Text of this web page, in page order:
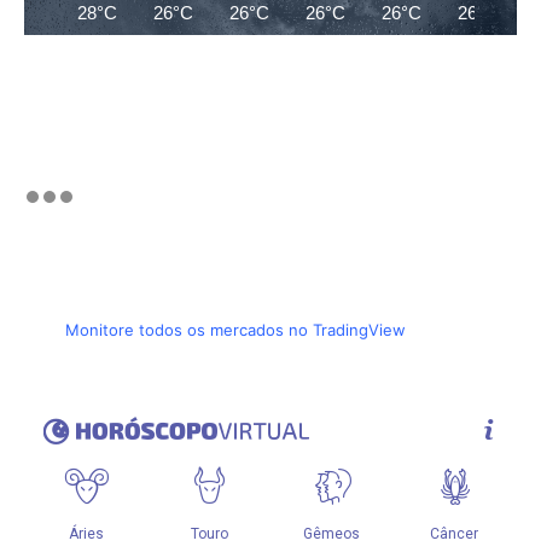
28°C 26°C 26°C 26°C 26°C 26°C
Monitore todos os mercados no TradingView